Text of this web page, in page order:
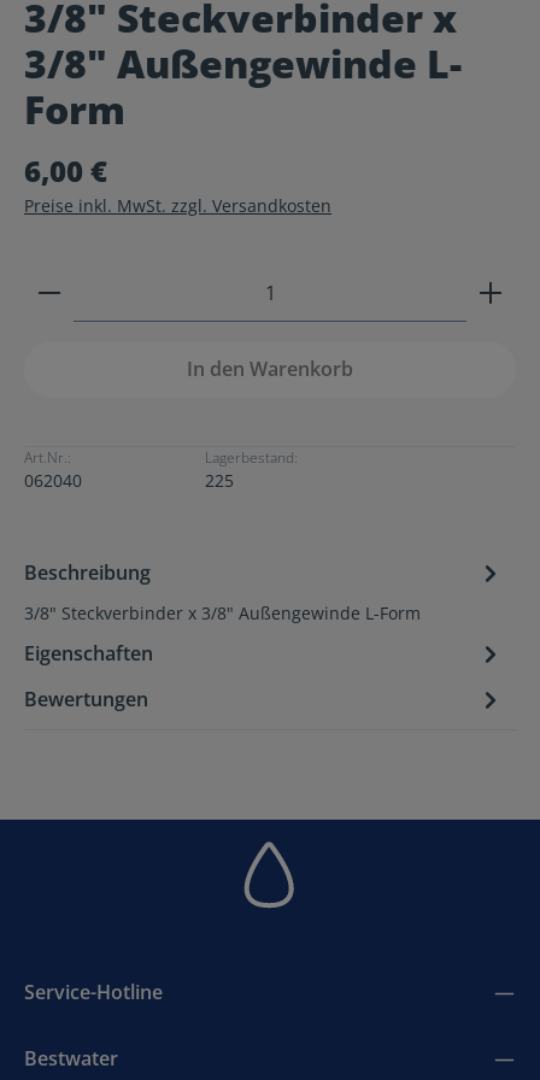
Durchschnittliche Bewertung von 0 von 5 Sternen
3/8" Steckverbinder x
3/8" Außengewinde L-
Form
6,00 €
Preise inkl. MwSt. zzgl. Versandkosten
Produkt Anzahl: Gib den gewünschten Wert ein
In den Warenkorb
Art.Nr.:
062040
Lagerbestand:
225
Beschreibung
3/8" Steckverbinder x 3/8" Außengewinde L-Form
Eigenschaften
Bewertungen
Service-Hotline
Bestwater